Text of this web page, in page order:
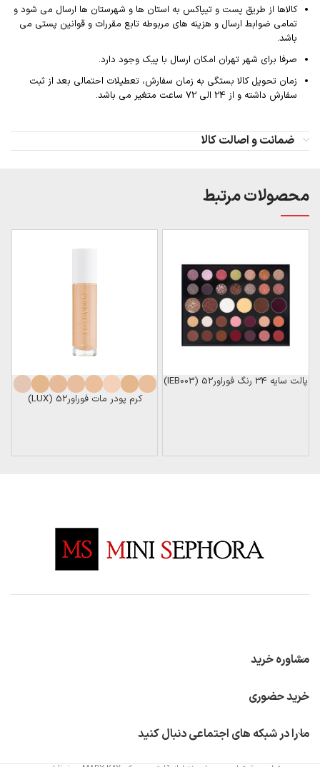
کالاها از طریق پست و تیپاکس به استان ها و شهرستان ها ارسال می شود و
تمامی ضوابط ارسال و هزینه های مربوطه تابع مقررات و قوانین پستی می
باشد.
صرفا برای شهر تهران امکان ارسال با پیک وجود دارد.
زمان تحویل کالا بستگی به زمان سفارش، تعطیلات احتمالی بعد از ثبت
سفارش داشته و از 24 الی 72 ساعت متغیر می باشد.
ضمانت و اصالت کالا
محصولات مرتبط
پالت سایه 34 رنگ فوراور52 (IEB003)
کرم پودر مات فوراور52 (LUX)
مشاوره خرید
خرید حضوری
ما را در شبکه های اجتماعی دنبال کنید